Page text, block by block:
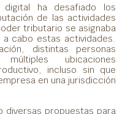
ha desafiado los
de las actividades
tributario se asignaba
cabo estas actividades.
distintas personas
ubicaciones
incluso sin que
en una jurisdicción
diversas propuestas para